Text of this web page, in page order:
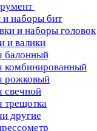
и наборы бит
и наборы головок
и валики
балонный
комбинированный
рожковый
свечной
трещотка
другие